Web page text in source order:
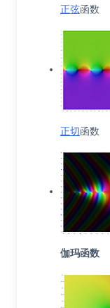
正弦函数
正切 函数
伽玛函数